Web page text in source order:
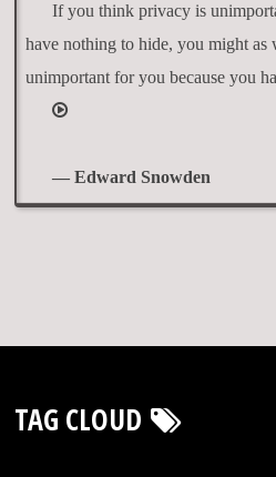
If you think privacy is
have nothing to hide, you might as
unimportant for you because you
— Edward Snowden
TAG CLOUD